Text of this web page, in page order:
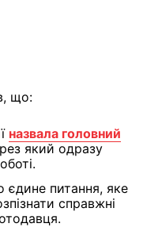
що:
назвала головний
який одразу
єдине питання, яке
справжні